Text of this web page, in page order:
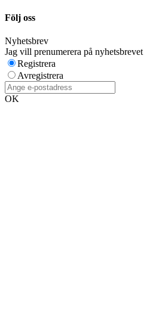
Följ oss
Nyhetsbrev
Jag vill prenumerera på nyhetsbrevet
Registrera
Avregistrera
OK